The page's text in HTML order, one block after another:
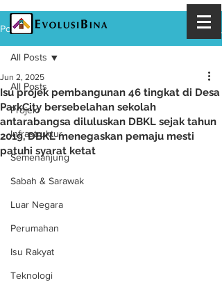
Post
All Posts
Projek
Infrastruktur
Semenanjung
Sabah & Sarawak
Luar Negara
Perumahan
Isu Rakyat
Teknologi
All Posts
Isu projek pembangunan 46 tingkat di Desa
ParkCity bersebelahan sekolah
antarabangsa diluluskan DBKL sejak tahun
2019, DBKL menegaskan pemaju mesti
patuhi syarat ketat
Jun 2, 2025